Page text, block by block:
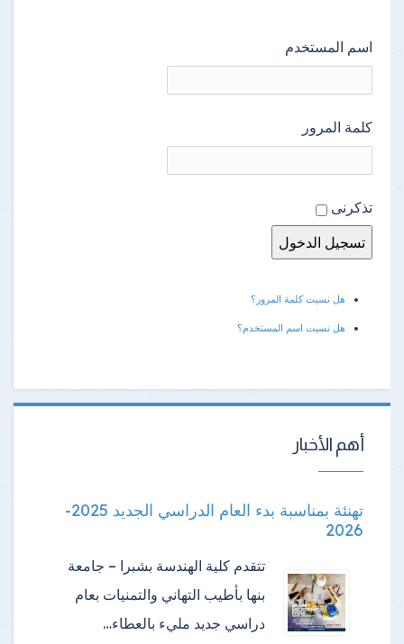
اسم المستخدم
كلمة المرور
تذكرنى
هل نسيت كلمة المرور؟
هل نسيت اسم المستخدم؟
أهم الأخبار
تهنئة بمناسبة بدء العام الدراسي الجديد 2025-
2026
تتقدم كلية الهندسة بشبرا – جامعة
بنها بأطيب التهاني والتمنيات بعام
دراسي جديد مليء بالعطاء…